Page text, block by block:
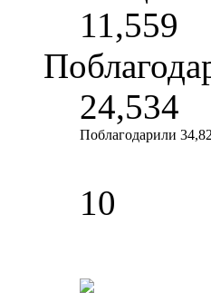
11,559
24,534
Поблагодарили
10